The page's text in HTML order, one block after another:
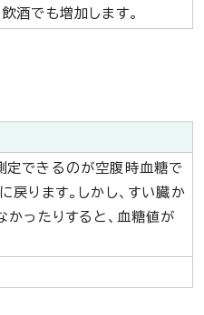
酒でも増加します。
定できるのが空腹時血糖で
戻ります。しかし、すい臓か
かったりすると、血糖値が